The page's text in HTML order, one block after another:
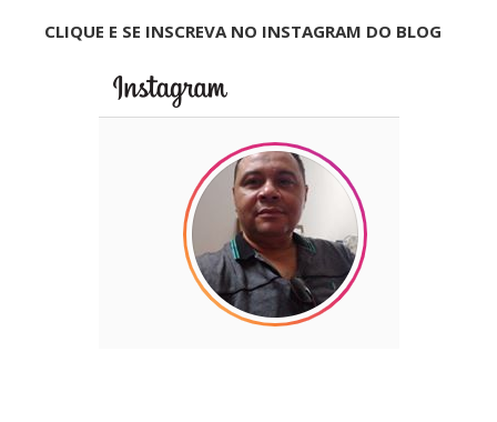
CLIQUE E SE INSCREVA NO INSTAGRAM DO BLOG